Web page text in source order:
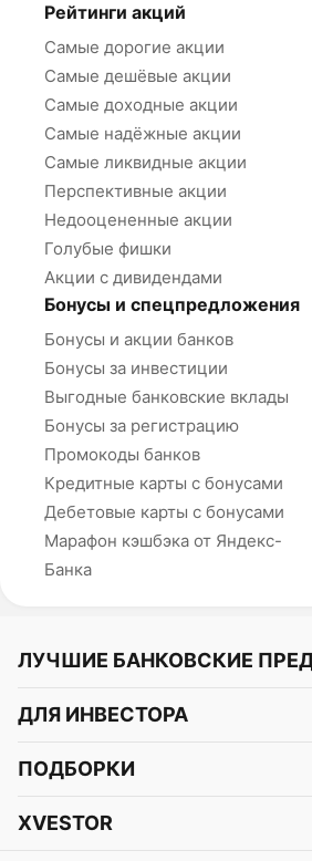
Рейтинги акций
Самые дорогие акции
Самые дешёвые акции
Самые доходные акции
Самые надёжные акции
Самые ликвидные акции
Перспективные акции
Недооцененные акции
Голубые фишки
Акции с дивидендами
Бонусы и спецпредложения
Бонусы и акции банков
Бонусы за инвестиции
Выгодные банковские вклады
Бонусы за регистрацию
Промокоды банков
Кредитные карты с бонусами
Дебетовые карты с бонусами
Марафон кэшбэка от Яндекс-
Банка
ЛУЧШИЕ БАНКОВСКИЕ
Альфа-Банк
СБЕР
Газпромбанк
ДЛЯ ИНВЕСТОРА
Курс акций
Курс облигаций
ПОДБОРКИ
Подборки акций
XVESTOR